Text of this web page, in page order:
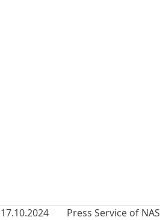
17.10.2024 Press Service of